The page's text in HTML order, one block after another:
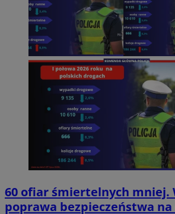
60 ofiar śmiertelnych mniej.
poprawa bezpieczeństwa na